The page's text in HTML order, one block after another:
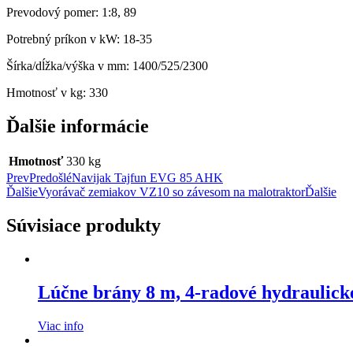
Prevodový pomer: 1:8, 89
Potrebný príkon v kW: 18-35
Šírka/dĺžka/výška v mm: 1400/525/2300
Hmotnosť v kg: 330
Ďalšie informácie
Hmotnosť 330 kg
PrevPredošléNavijak Tajfun EVG 85 AHK
ĎalšieVyorávač zemiakov VZ10 so závesom na malotraktorĎalšie
Súvisiace produkty
Lúčne brány 8 m, 4-radové
Viac info